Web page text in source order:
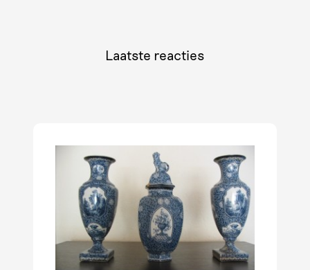
Laatste reacties